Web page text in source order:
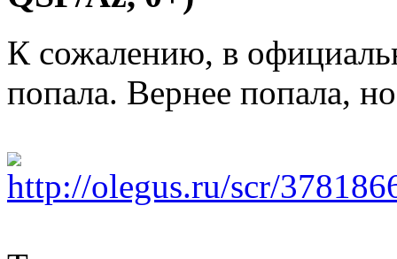
К сожалению, в
попала. Вернее попала,